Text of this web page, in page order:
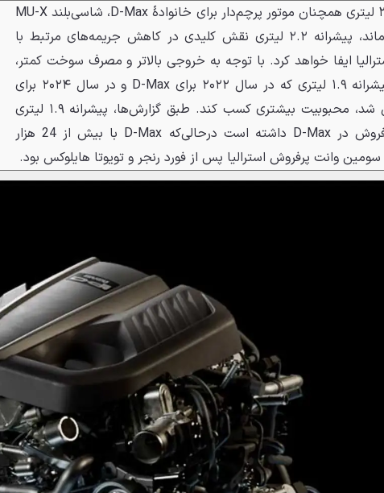
درحالی‌که پیشرانه توربودیزل ۳ لیتری همچنان موتور پرچم‌دار برای خانوادهٔ D-Max، شاسی‌بلند MU-X
و وانت BT-50 باقی خواهد ماند، پیشرانه ۲.۲ لیتری نقش کلیدی در کاهش جریمه‌های مرتبط با
ایفا خواهد کرد. با توجه به خروجی بالاتر و مصرف سوخت کمتر،
انتظار می‌رود این موتور از پیشرانه ۱.۹ لیتری که در سال ۲۰۲۲ برای D-Max و در سال ۲۰۲۴ برای
MU-X به بازار استرالیا معرفی شد، محبوبیت بیشتری کسب کند. طبق گزارش‌ها، پیشرانه ۱.۹ لیتری
سالانه کمتر از ۱۰۰ دستگاه فروش در D-Max داشته است درحالی‌که D-Max با بیش از 24 هزار